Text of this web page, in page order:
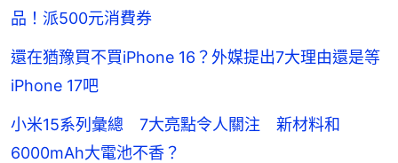
品！派500元消費券
還在猶豫買不買iPhone 16？外媒提出7大理由還是等
iPhone 17吧
小米15系列彙總 7大亮點令人關注 新材料和
6000mAh大電池不香？